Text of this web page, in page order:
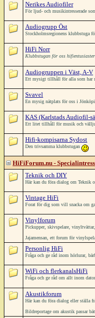
Nerikes Audiofiler
För ljud- och musikintresserade
Audiogrupp Öst
Stockholmsregionens klubbstuga
HiFi Norr
Klubbstugan för oss
Audiogruppen i Väst, A-V
Ett mysigt tillhåll för alla som har
Svavel
En mysig nätplats för oss i
KAS (Karlstads Audiofil-
Ett litet tillhåll för musik och
Hifi-kompisarna Sydost
Den trivsamma klubbstugan
HiFiForum.nu -
Teknik och DIY
Här kan du föra dialog om Teknik
Vintage HiFi
Forat för dig som vill snacka om
Vinylforum
Pickupper, skivspelare,
Jajamensan, ett forum för
Personlig HiFi
Fråga och ge råd inom hörlurar,
WiFi och flerkanalsHiFi
Fråga och ge råd om allt inom
Akustikforum
Här kan du föra dialog eller ställa
Bildreportage om akustik passar